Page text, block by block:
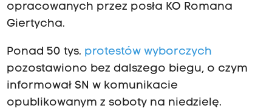
opracowanych przez posła KO Romana
Giertycha.
Ponad 50 tys. protestów wyborczych
pozostawiono bez dalszego biegu, o czym
informował SN w komunikacie
opublikowanym z soboty na niedzielę.